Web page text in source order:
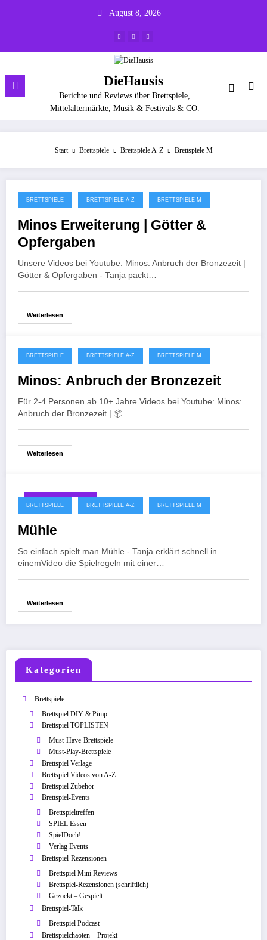
August 8, 2026
DieHausis
Berichte und Reviews über Brettspiele,
Mittelaltermärkte, Musik & Festivals & CO.
Start Brettspiele Brettspiele A-Z Brettspiele M
November 19, 2025
BRETTSPIELE BRETTSPIELE A-Z BRETTSPIELE M
Minos Erweiterung | Götter &
Opfergaben
Unsere Videos bei Youtube: Minos: Anbruch der Bronzezeit |
Götter & Opfergaben - Tanja packt…
Weiterlesen
Januar 24, 2025
BRETTSPIELE BRETTSPIELE A-Z BRETTSPIELE M
Minos: Anbruch der Bronzezeit
Für 2-4 Personen ab 10+ Jahre Videos bei Youtube: Minos:
Anbruch der Bronzezeit | 📦…
Weiterlesen
November 29, 2022
BRETTSPIELE BRETTSPIELE A-Z BRETTSPIELE M
Mühle
So einfach spielt man Mühle - Tanja erklärt schnell in
einemVideo die Spielregeln mit einer…
Weiterlesen
Kategorien
Brettspiele
Brettspiel DIY & Pimp
Brettspiel TOPLISTEN
Must-Have-Brettspiele
Must-Play-Brettspiele
Brettspiel Verlage
Brettspiel Videos von A-Z
Brettspiel Zubehör
Brettspiel-Events
Brettspieltreffen
SPIEL Essen
SpielDoch!
Verlag Events
Brettspiel-Rezensionen
Brettspiel Mini Reviews
Brettspiel-Rezensionen (schriftlich)
Gezockt – Gespielt
Brettspiel-Talk
Brettspiel Podcast
Brettspielchaoten – Projekt